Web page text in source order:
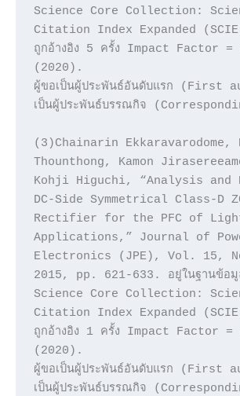
Science Core Collection:
Citation Index Expanded
ถูกอ้างอิง 5 ครั้ง Impact Factor =
(2020).
ผู้ขอเป็นผู้ประพันธ์อันดับแรก (First
เป็นผู้ประพันธ์บรรณกิจ
(3)Chainarin Ekkaravarodome,
Thounthong, Kamon
Kohji Higuchi, “Analysis and
DC-Side Symmetrical Class-D
Rectifier for the PFC of
Applications,” Journal of
Electronics (JPE), Vol. 15,
2015, pp. 621-633. อยู่ในฐานข้อ
Science Core Collection:
Citation Index Expanded
ถูกอ้างอิง 1 ครั้ง Impact Factor =
(2020).
ผู้ขอเป็นผู้ประพันธ์อันดับแรก (First
เป็นผู้ประพันธ์บรรณกิจ